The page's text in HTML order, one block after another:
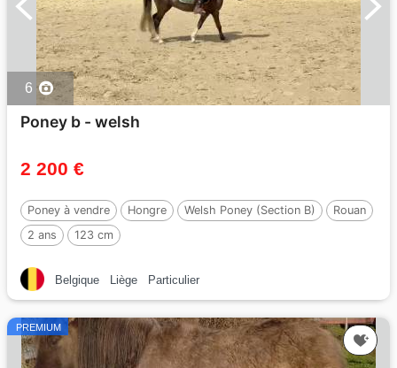
6
Poney b - welsh
2 200 €
Poney à vendre Hongre Welsh Poney (Section B)
Rouan
2 ans
123 cm
Belgique Liège Particulier
PREMIUM